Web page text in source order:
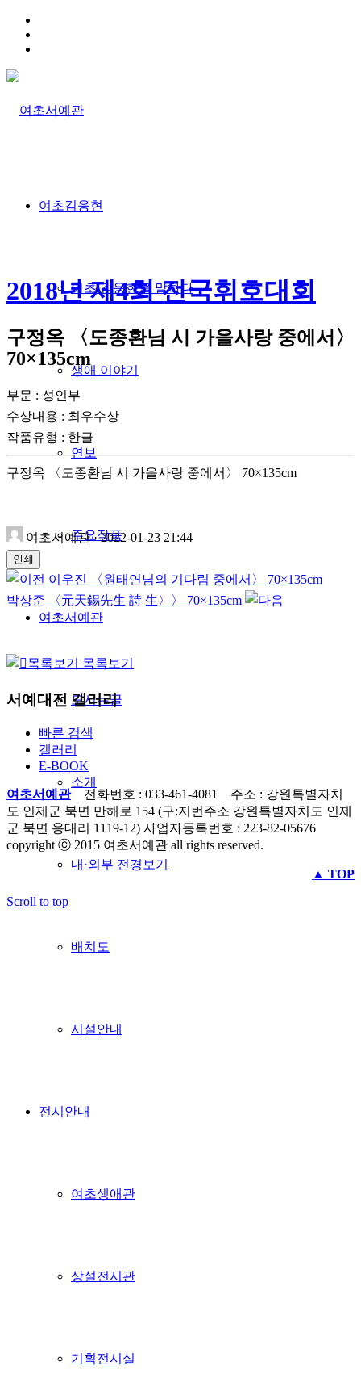
여초김응현
여초 김응현을 말하다
생애 이야기
연보
주요작품
여초서예관
모시는글
소개
내·외부 전경보기
배치도
시설안내
전시안내
여초생애관
상설전시관
기획전시실
2018년 제4회 전국휘호대회
구정옥 〈도종환님 시 가을사랑 중에서〉
70×135cm
부문 : 성인부
수상내용 : 최우수상
작품유형 : 한글
구정옥 〈도종환님 시 가을사랑 중에서〉 70×135cm
여초서예관· 2022-01-23 21:44
인쇄
이우진 〈원태연님의 기다림 중에서〉 70×135cm
박상준 〈元天錫先生 詩 生〉〉 70×135cm
목록보기
서예대전 갤러리
빠른 검색
갤러리
E-BOOK
여초서예관전화번호 : 033-461-4081 주소 : 강원특별자치
도 인제군 북면 만해로 154 (구:지번주소 강원특별자치도 인제
군 북면 용대리 1119-12) 사업자등록번호 : 223-82-05676
copyright ⓒ 2015 여초서예관 all rights reserved.
▲ TOP
Scroll to top